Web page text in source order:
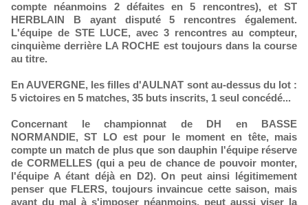
compte néanmoins 2 défaites en 5 rencontres), et ST
HERBLAIN B ayant disputé 5 rencontres également.
L'équipe de STE LUCE, avec 3 rencontres au compteur,
cinquième derrière LA ROCHE est toujours dans la course
au titre.
En AUVERGNE, les filles d'AULNAT sont au-dessus du lot :
5 victoires en 5 matches, 35 buts inscrits, 1 seul concédé...
Concernant le championnat de DH en BASSE
NORMANDIE, ST LO est pour le moment en tête, mais
compte un match de plus que son dauphin l'équipe réserve
de CORMELLES (qui a peu de chance de pouvoir monter,
l'équipe A étant déjà en D2). On peut ainsi légitimement
penser que FLERS, toujours invaincue cette saison, mais
ayant du mal à s'imposer néanmoins, peut aussi viser la